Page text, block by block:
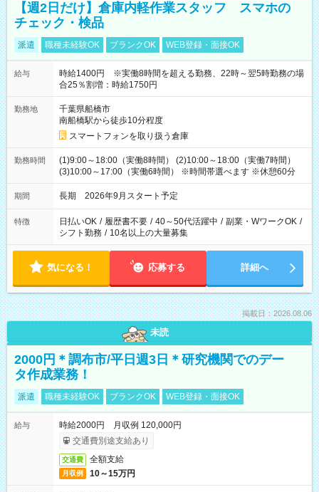
【週2日だけ】倉庫内軽作業スタッフ スマホの
チェック・検品
派遣 職種未経験OK ブランクOK WEB登録・面接OK
給与
時給1400円 ※実働8時間を超える勤務、22時～翌5時勤務の場
合25％割増：時給1750円
勤務地
千葉県船橋市
南船橋駅から徒歩10分程度
スマートフォンを取り扱う倉庫
勤務時間
(1)9:00～18:00（実働8時間） (2)10:00～18:00（実働7時間）
(3)10:00～17:00（実働6時間） ※時間帯選べます ※休憩60分
期間 長期 2026年9月スタート予定
特徴 日払いOK / 履歴書不要 / 40～50代活躍中 / 副業・WワークOK /
シフト勤務 / 10名以上の大量募集
気になる！ 応募する 詳細へ
掲載日：2026.08.06
未読
2000円＊調布市/平日週3日＊研究機関でのデー
タ作成業務！
派遣 職種未経験OK ブランクOK WEB登録・面接OK
給与
時給2000円 月収例 120,000円
交通費別途支給あり
交通費 全額支給
月収例 10～15万円